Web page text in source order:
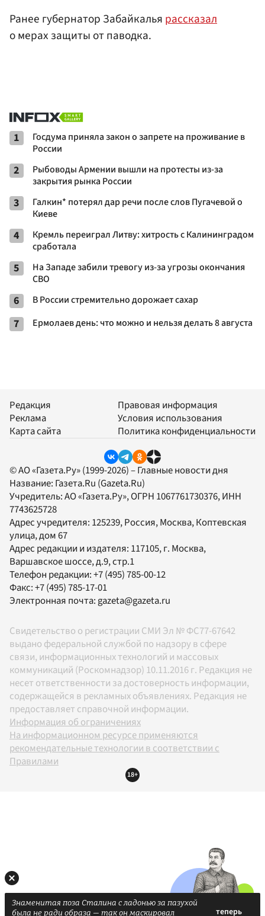
Ранее губернатор Забайкалья рассказал
о мерах защиты от паводка.
1
Госдума приняла закон о запрете на проживание в
России
2
Рыбоводы Армении вышли на протесты из-за
закрытия рынка России
3
Галкин* потерял дар речи после слов Пугачевой о
Киеве
4
Кремль переиграл Литву: хитрость с Калининградом
сработала
5
На Западе забили тревогу из-за угрозы окончания
СВО
6 В России стремительно дорожает сахар
7 Ермолаев день: что можно и нельзя делать 8 августа
Редакция
Реклама
Карта сайта
Правовая информация
Условия использования
Политика конфиденциальности
© АО «Газета.Ру» (1999-2026) – Главные новости дня
Название: Газета.Ru (Gazeta.Ru)
Учредитель:АО «Газета.Ру», ОГРН 1067761730376, ИНН
7743625728
Адрес учредителя: 125239, Россия, Москва, Коптевская
улица, дом 67
Адрес редакции и издателя: 117105, г. Москва,
Варшавское шоссе, д.9, стр.1
Телефон редакции:+7 (495) 785-00-12
Факс:+7 (495) 785-17-01
Электронная почта:gazeta@gazeta.ru
Свидетельство о регистрации СМИ Эл № ФС77-67642
выдано федеральной службой по надзору в сфере
связи, информационных технологий и массовых
коммуникаций (Роскомнадзор) 10.11.2016 г. Редакция не
несет ответственности за достоверность информации,
содержащейся в рекламных объявлениях. Редакция не
предоставляет справочной информации.
Информация об ограничениях
На информационном ресурсе применяются
рекомендательные технологии в соответствии с
Правилами
18+
Знаменитая поза Сталина с ладонью за пазухой
была не ради образа — так он маскировал